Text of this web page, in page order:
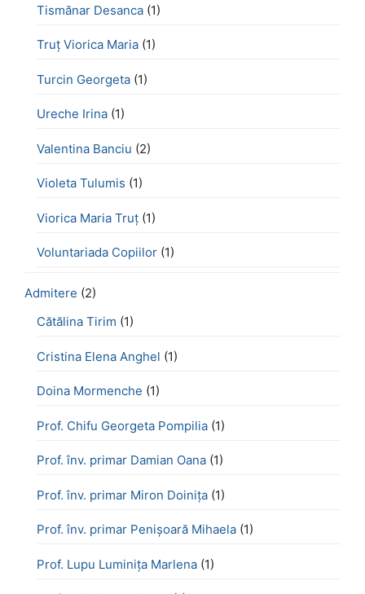
Tismănar Desanca (1)
Truț Viorica Maria (1)
Turcin Georgeta (1)
Ureche Irina (1)
Valentina Banciu (2)
Violeta Tulumis (1)
Viorica Maria Truț (1)
Voluntariada Copiilor (1)
Admitere (2)
Cătălina Tirim (1)
Cristina Elena Anghel (1)
Doina Mormenche (1)
Prof. Chifu Georgeta Pompilia (1)
Prof. înv. primar Damian Oana (1)
Prof. înv. primar Miron Doinița (1)
Prof. înv. primar Penișoară Mihaela (1)
Prof. Lupu Luminița Marlena (1)